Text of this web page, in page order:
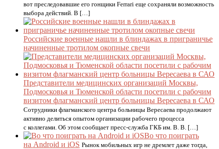
вот преследовавшие его гонщики Ferrari еще сохраняли возможность
выбора действий. В […]
Российские военные нашли в блиндажах в приграничье
начиненные тротилом окопные свечи
Представители медицинских организаций Москвы,
Подмосковья и Тюменской области посетили с рабочим
визитом флагманский центр больницы Вересаева в САО
Сотрудники флагманского центра больницы Вересаева продолжают
активно делиться опытом организации рабочего процесса
с коллегами. Об этом сообщает пресс-служба ГКБ им. В. В. […]
Во что поиграть
на Android и iOS Рынок мобильных игр не дремлет даже тогда,